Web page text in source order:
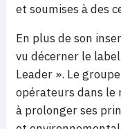
et soumises à des
En plus de son
vu décerner le
Leader ». Le
opérateurs dans le
à prolonger ses